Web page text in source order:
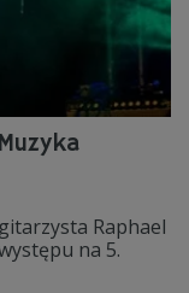
Raphael
na 5.